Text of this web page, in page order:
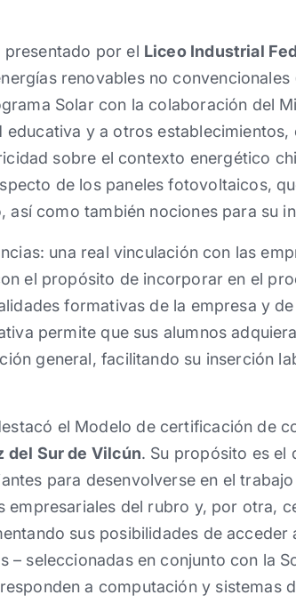
por el Liceo Industrial
renovables no convencionales
Solar con la colaboración del
y a otros
sobre el contexto energético
de los paneles fotovoltaicos,
así como también nociones para su
una real vinculación con las
el propósito de incorporar en el
formativas de la empresa y
permite que sus alumnos
general, facilitando su inserción
el Modelo de certificación de
del Sur de Vilcún. Su propósito es el
para desenvolverse en el
empresariales del rubro y, por otra,
sus posibilidades de acceder
– seleccionadas en conjunto con la
a computación y sistemas